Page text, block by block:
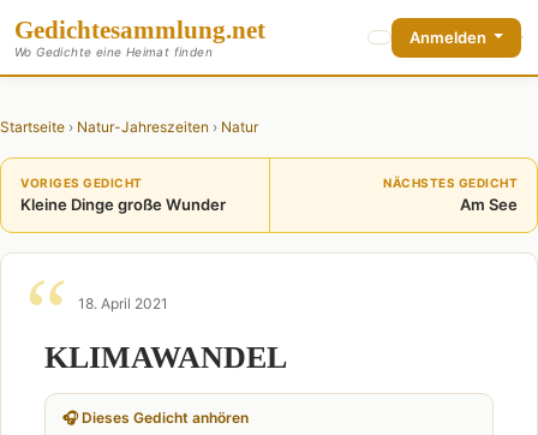
Gedichtesammlung.net
Wo Gedichte eine Heimat finden
Anmelden
Startseite › Natur-Jahreszeiten › Natur
VORIGES GEDICHT
Kleine Dinge große Wunder
NÄCHSTES GEDICHT
Am See
18. April 2021
KLIMAWANDEL
🎧 Dieses Gedicht anhören